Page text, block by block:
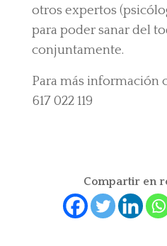
otros expertos
para poder sanar del
conjuntamente.
Para más información
617 022 119
Compartir en